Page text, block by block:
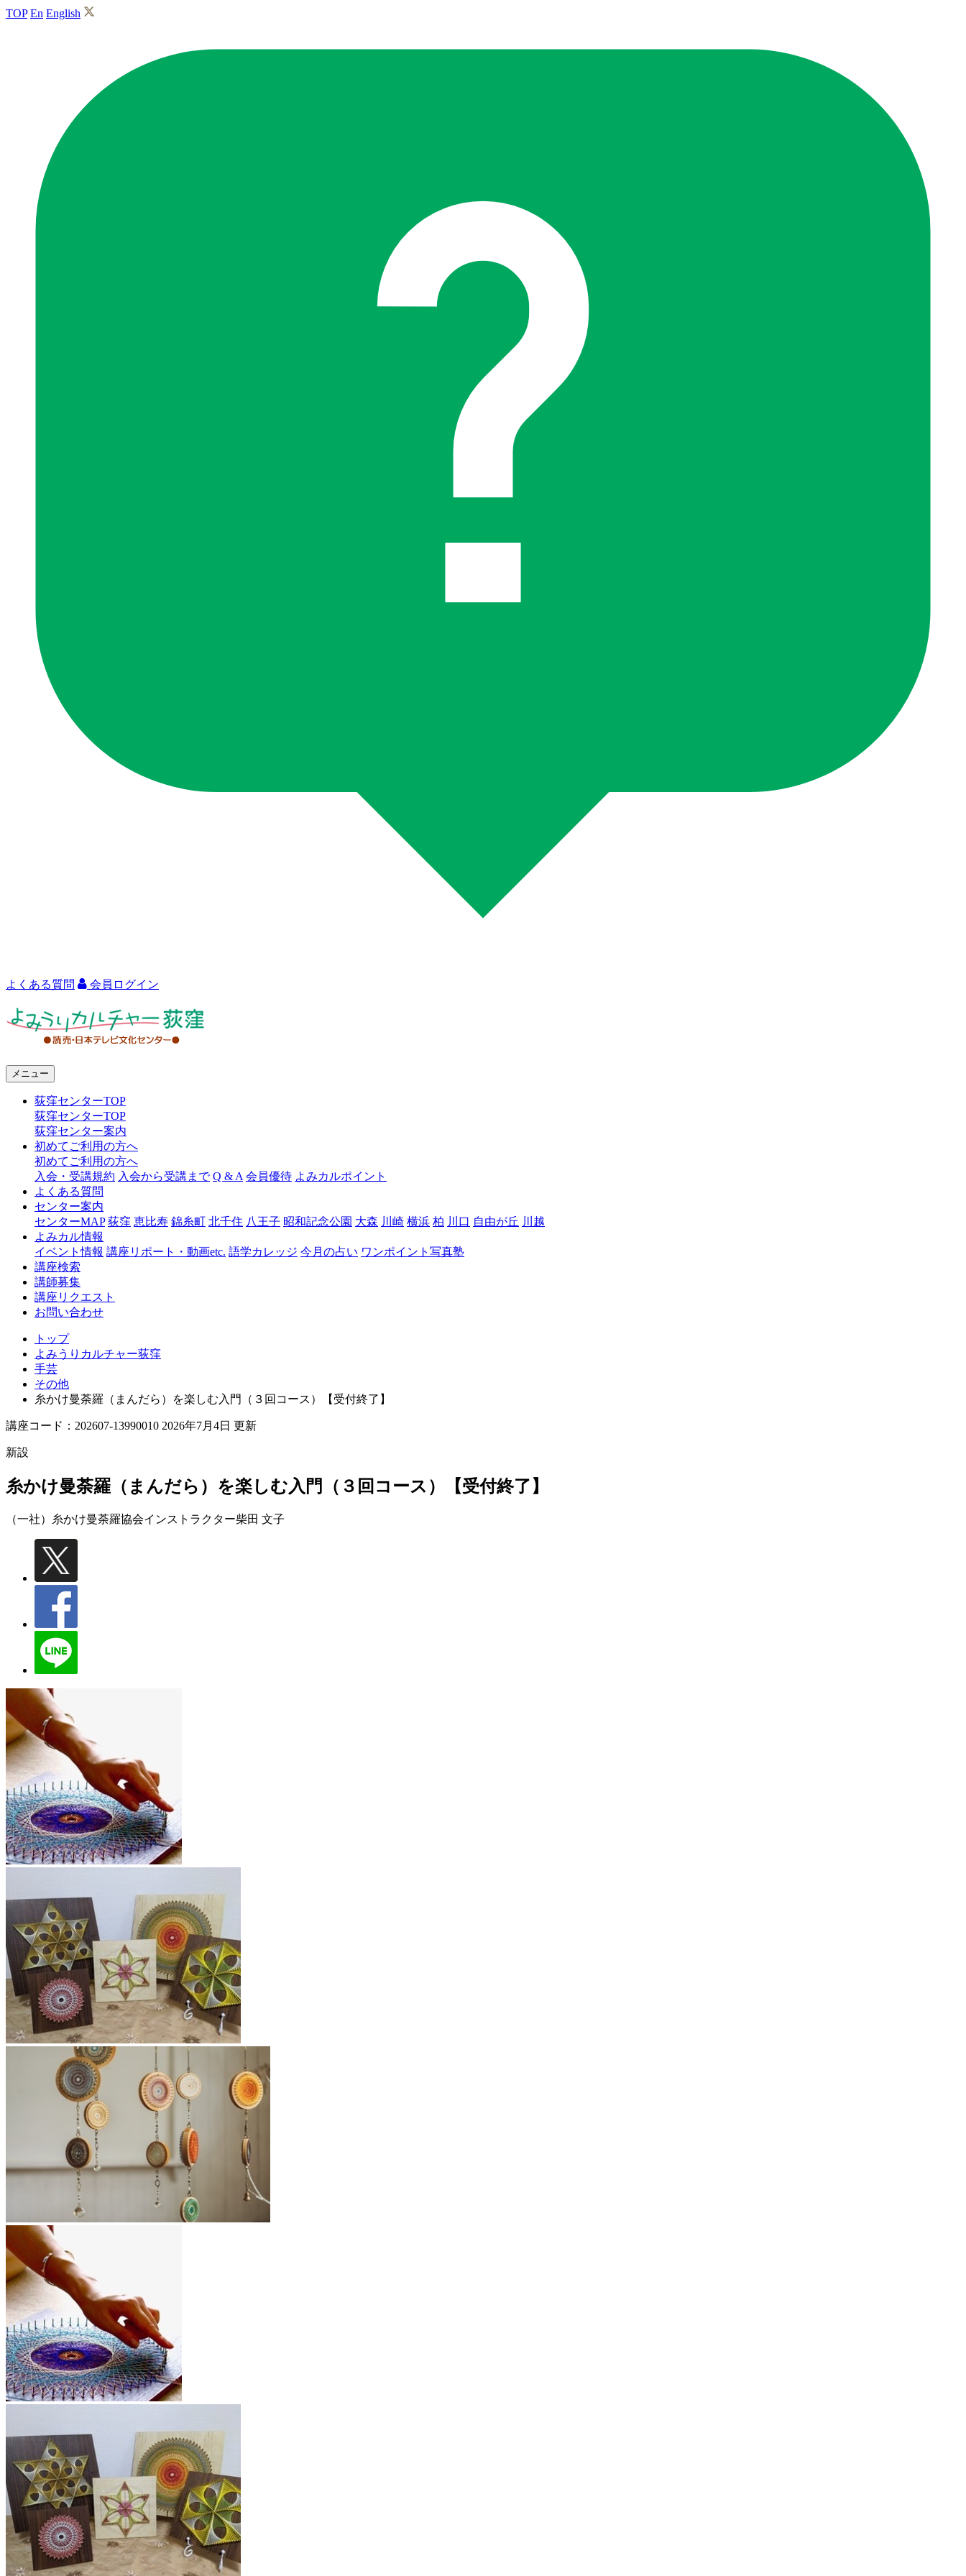
TOP En English
よくある質問 会員ログイン
ャ
荻
窪
メニュー
荻窪センターTOP
荻窪センターTOP
荻窪センター案内
初めてご利用の方へ
初めてご利用の方へ
入会・受講規約 入会から受講まで Q & A 会員優待 よみカルポイント
よくある質問
センター案内
センターMAP 荻窪 恵比寿 錦糸町 北千住 八王子 昭和記念公園 大森 川崎 横浜 柏 川口 自由が丘 川越
よみカル情報
イベント情報 講座リポート・動画etc. 語学カレッジ 今月の占い ワンポイント写真塾
講座検索
講師募集
講座リクエスト
お問い合わせ
トップ
よみうりカルチャー荻窪
手芸
その他
糸かけ曼荼羅（まんだら）を楽しむ入門（３回コース）【受付終了】
講座コード：202607-13990010 2026年7月4日 更新
新設
糸かけ曼荼羅（まんだら）を楽しむ入門（３回コース）【受付終了】
（一社）糸かけ曼荼羅協会インストラクター柴田 文子